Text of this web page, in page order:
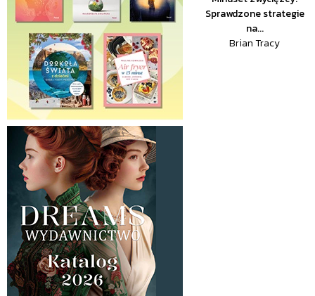
Sprawdzone strategie
na...
Brian Tracy